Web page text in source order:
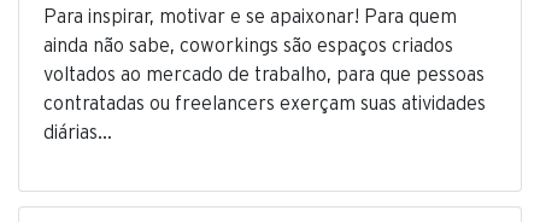
Para inspirar, motivar e se apaixonar! Para quem
ainda não sabe, coworkings são espaços criados
voltados ao mercado de trabalho, para que pessoas
contratadas ou freelancers exerçam suas atividades
diárias…